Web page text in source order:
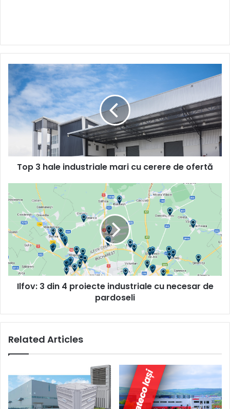
Top
hale
industriale
mari
ofertă
Top 3 hale industriale mari cu cerere de ofertă
3
proiecte
industriale
cu
necesar
de
pardoseli
Ilfov: 3 din 4 proiecte industriale cu necesar de
pardoseli
Related Articles